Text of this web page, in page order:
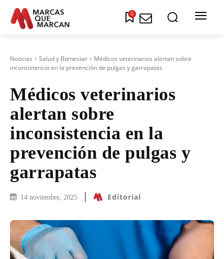
0
Noticias Salud y Bienestar
Médicos veterinarios alertan sobre
inconsistencia en la prevención de pulgas y garrapatas
Médicos veterinarios
alertan sobre
inconsistencia en la
prevención de pulgas y
garrapatas
14 noviembre, 2025 Editorial